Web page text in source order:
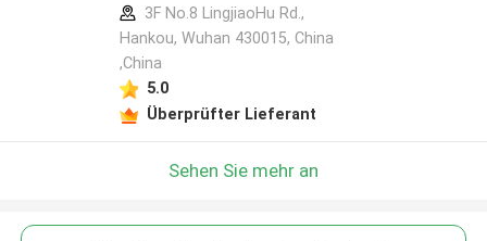
3F No.8 LingjiaoHu Rd.,
Hankou, Wuhan 430015, China
,China
5.0
Überprüfter Lieferant
Sehen Sie mehr an